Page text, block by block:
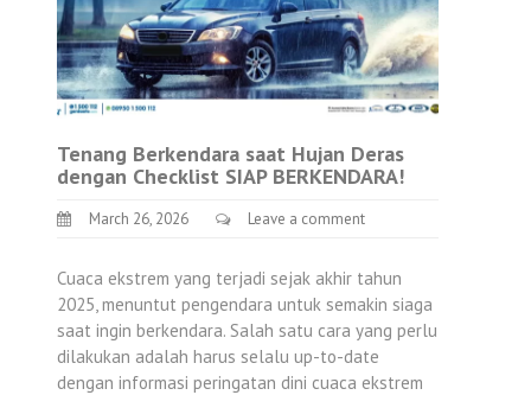
Tenang Berkendara saat Hujan Deras
dengan Checklist SIAP BERKENDARA!
March 26, 2026 Leave a comment
Cuaca ekstrem yang terjadi sejak akhir tahun
2025, menuntut pengendara untuk semakin siaga
saat ingin berkendara. Salah satu cara yang perlu
dilakukan adalah harus selalu up-to-date
dengan informasi peringatan dini cuaca ekstrem